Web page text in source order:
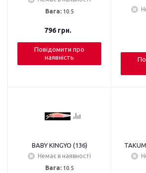
Вага: 10.5
796грн.
Повідомити про
наявність
BABY KINGYO (136)
Немає в наявності
Вага: 10.5